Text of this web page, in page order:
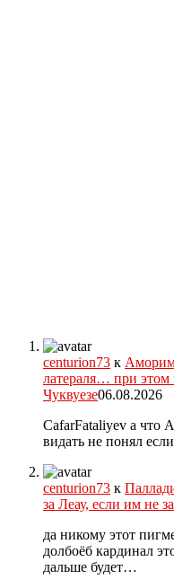
centurion73 к Аморим
латераля… при этом
Чуквуезе06.08.2026
CafarFataliyev а что
видать не понял
centurion73 к
за Леау, если им не
да никому этот
долбоёб кардинал
дальше будет…